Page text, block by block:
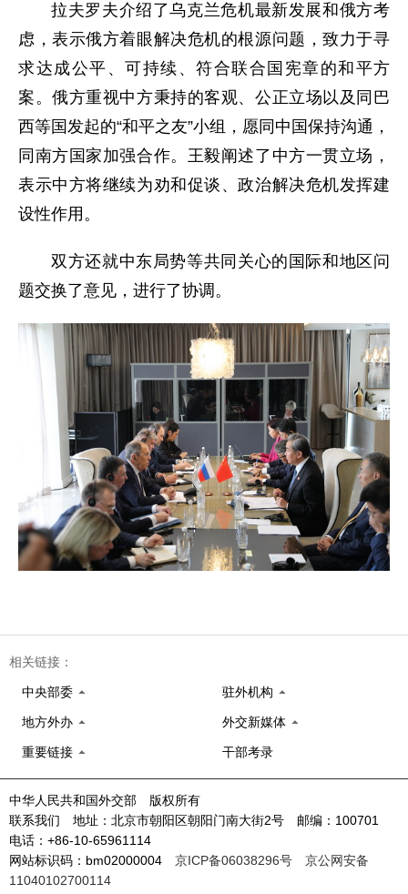
拉夫罗夫介绍了乌克兰危机最新发展和俄方考
虑，表示俄方着眼解决危机的根源问题，致力于寻
求达成公平、可持续、符合联合国宪章的和平方
案。俄方重视中方秉持的客观、公正立场以及同巴
西等国发起的“和平之友”小组，愿同中国保持沟通，
同南方国家加强合作。王毅阐述了中方一贯立场，
表示中方将继续为劝和促谈、政治解决危机发挥建
设性作用。
双方还就中东局势等共同关心的国际和地区问
题交换了意见，进行了协调。
相关链接：
中央部委 驻外机构
地方外办 外交新媒体
重要链接 干部考录
中华人民共和国外交部 版权所有
联系我们 地址：北京市朝阳区朝阳门南大街2号 邮编：100701
电话：+86-10-65961114
网站标识码：bm02000004 京ICP备06038296号
京公网安备
11040102700114